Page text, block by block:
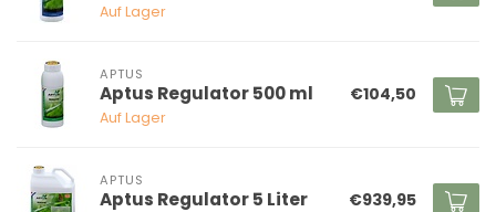
Auf Lager
APTUS
Aptus Regulator 500 ml
Auf Lager
€104,50
APTUS
Aptus Regulator 5 Liter €939,95